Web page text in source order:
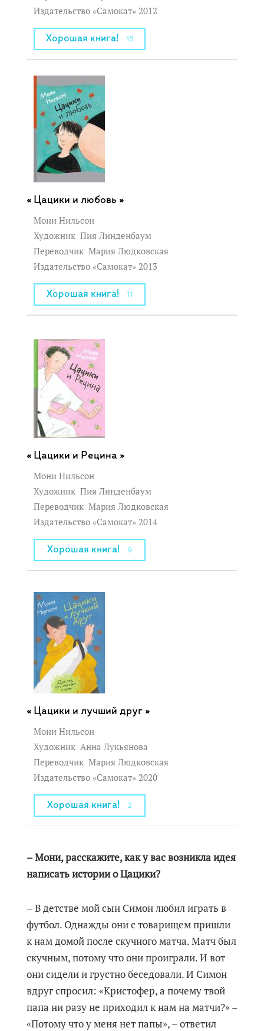
Издательство «Самокат» 2012
Хорошая книга! 15
Цацики и любовь »
Мони Нильсон
Художник Пия Линденбаум
Переводчик Мария Людковская
Издательство «Самокат» 2013
Хорошая книга! 11
Цацики и Рецина »
Мони Нильсон
Художник Пия Линденбаум
Переводчик Мария Людковская
Издательство «Самокат» 2014
Хорошая книга! 9
Цацики и лучший друг »
Мони Нильсон
Художник Анна Лукьянова
Переводчик Мария Людковская
Издательство «Самокат» 2020
Хорошая книга! 2
– Мони, расскажите, как у вас возникла идея
написать истории о Цацики?
– В детстве мой сын Симон любил играть в
футбол. Однажды они с товарищем пришли
к нам домой после скучного матча. Матч был
скучным, потому что они проиграли. И вот
они сидели и грустно беседовали. И Симон
вдруг спросил: «Кристофер, а почему твой
папа ни разу не приходил к нам на матчи?» –
«Потому что у меня нет папы», – ответил